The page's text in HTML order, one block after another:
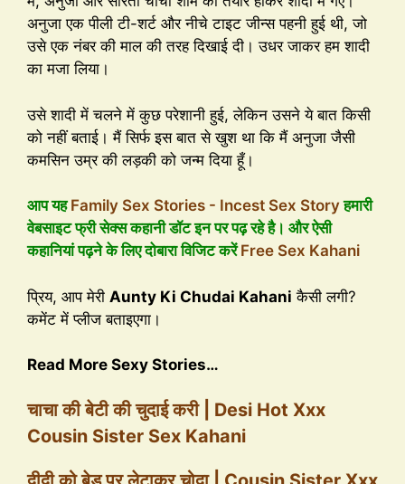
अनुजा एक पीली टी-शर्ट और नीचे टाइट जीन्स पहनी हुई थी, जो
उसे एक नंबर की माल की तरह दिखाई दी। उधर जाकर हम शादी
का मजा लिया।
उसे शादी में चलने में कुछ परेशानी हुई, लेकिन उसने ये बात किसी
को नहीं बताई। मैं सिर्फ इस बात से खुश था कि मैं अनुजा जैसी
कमसिन उम्र की लड़की को जन्म दिया हूँ।
आप यहFamily Sex Stories - Incest Sex Storyहमारी
वेबसाइट फ्री सेक्स कहानी डॉट इन पर पढ़ रहे है। और ऐसी
कहानियां पढ़ने के लिए दोबारा विजिट करेंFree Sex Kahani
प्रिय, आप मेरी Aunty Ki Chudai Kahani कैसी लगी?
कमेंट में प्लीज बताइएगा।
Read More Sexy Stories…
चाचा की बेटी की चुदाई करी | Desi Hot Xxx
Cousin Sister Sex Kahani